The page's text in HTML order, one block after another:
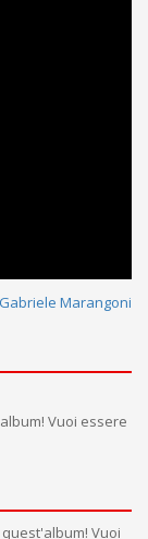
Gabriele Marangoni
Vuoi essere
Vuoi